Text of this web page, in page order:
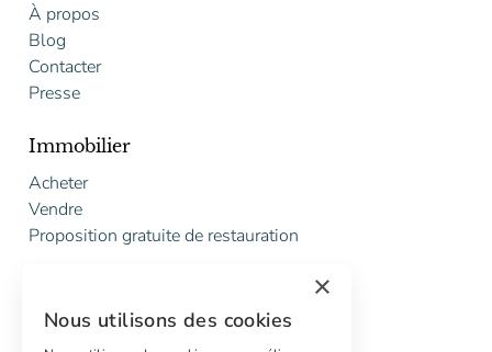
À propos
Blog
Contacter
Presse
Immobilier
Acheter
Vendre
Proposition gratuite de restauration
Marketing digital
×
Nous utilisons des cookies